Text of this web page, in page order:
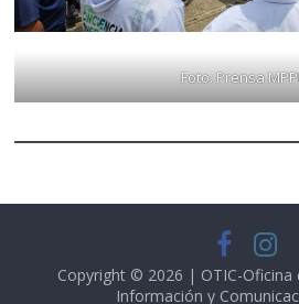
Foto: Prensa
Copyright © 2026 | OTIC-Oficina
Información y